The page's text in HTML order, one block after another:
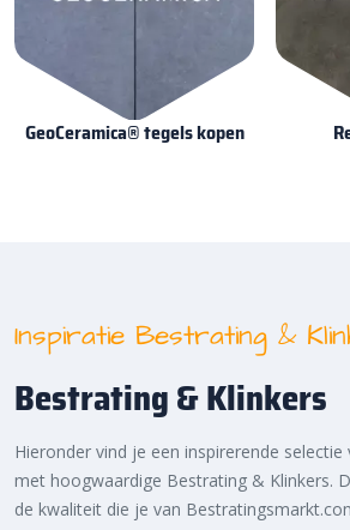
GeoCeramica® tegels kopen
Inspiratie Bestrating &
Bestrating & Klinkers
Hieronder vind je een inspirerende selectie
met hoogwaardige Bestrating & Klinkers.
de kwaliteit die je van